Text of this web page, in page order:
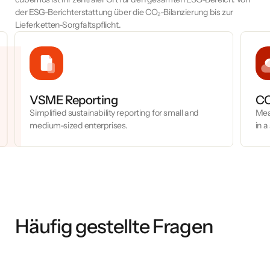
der ESG-Berichterstattung über die CO₂-Bilanzierung bis zur
Lieferketten-Sorgfaltspflicht.
VSME Reporting
Simplified sustainability reporting for small and
medium-sized enterprises.
in
Häufig gestellte Fragen